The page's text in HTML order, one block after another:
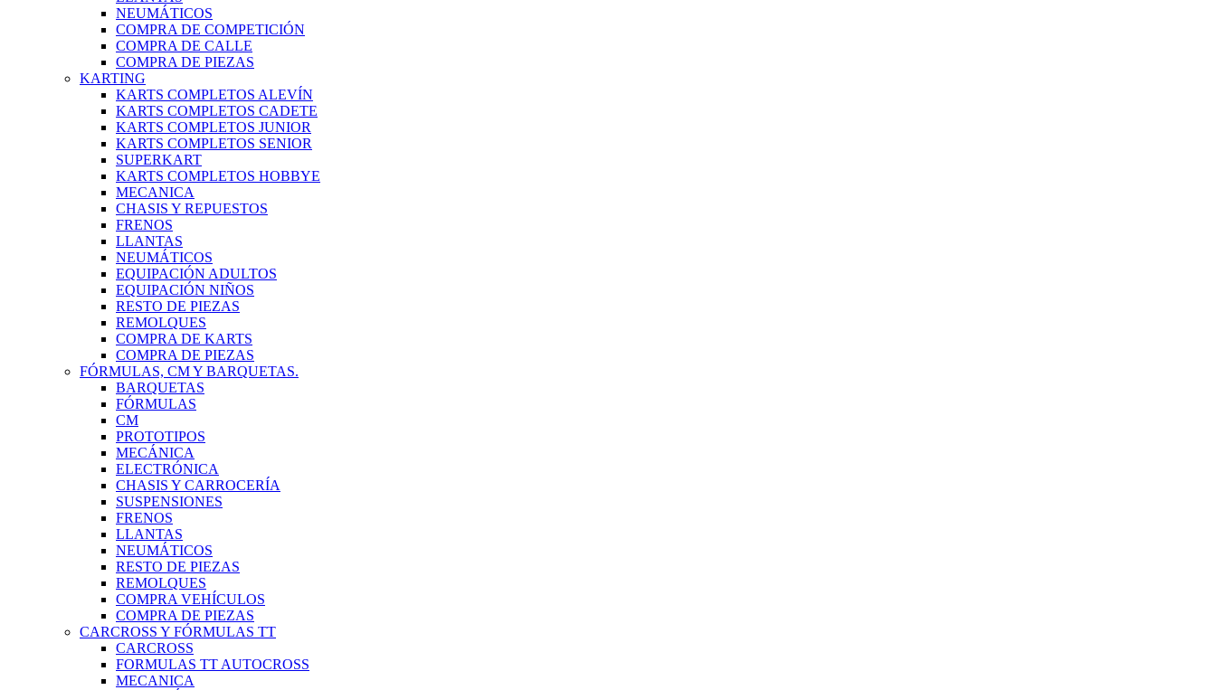
NEUMÁTICOS
COMPRA DE COMPETICIÓN
COMPRA DE CALLE
COMPRA DE PIEZAS
KARTING
KARTS COMPLETOS ALEVÍN
KARTS COMPLETOS CADETE
KARTS COMPLETOS JUNIOR
KARTS COMPLETOS SENIOR
SUPERKART
KARTS COMPLETOS HOBBYE
MECANICA
CHASIS Y REPUESTOS
FRENOS
LLANTAS
NEUMÁTICOS
EQUIPACIÓN ADULTOS
EQUIPACIÓN NIÑOS
RESTO DE PIEZAS
REMOLQUES
COMPRA DE KARTS
COMPRA DE PIEZAS
FÓRMULAS, CM Y BARQUETAS.
BARQUETAS
FÓRMULAS
CM
PROTOTIPOS
MECÁNICA
ELECTRÓNICA
CHASIS Y CARROCERÍA
SUSPENSIONES
FRENOS
LLANTAS
NEUMÁTICOS
RESTO DE PIEZAS
REMOLQUES
COMPRA VEHÍCULOS
COMPRA DE PIEZAS
CARCROSS Y FÓRMULAS TT
CARCROSS
FORMULAS TT AUTOCROSS
MECANICA